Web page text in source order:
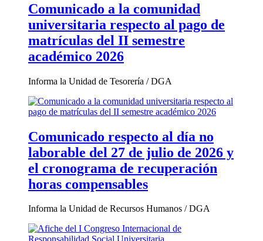
Comunicado a la comunidad
universitaria respecto al pago de
matrículas del II semestre
académico 2026
Informa la Unidad de Tesorería / DGA
Comunicado respecto al día no
laborable del 27 de julio de 2026 y
el cronograma de recuperación
horas compensables
Informa la Unidad de Recursos Humanos / DGA